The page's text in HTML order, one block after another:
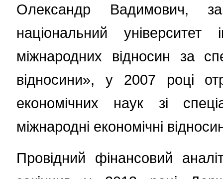
Олександр Вадимович,
національний
міжнародних відносин за
відносини», у 2007 році
економічних наук зі
міжнародні економічні
Провідний фінансовий